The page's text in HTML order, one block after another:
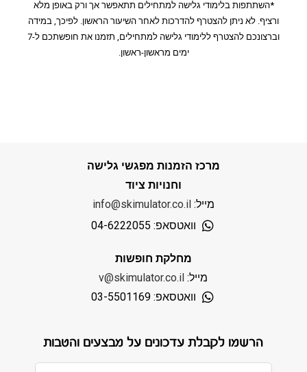
*השתתפות בלימודי גלישה למתחילים תתאפשר אך ורק באופן מלא
ורציף. לא ניתן להצטרף להדרכות לאחר השיעור הראשון. לפיכך, במידה
וברצונכם להצטרף ללימודי גלישה למתחילים, תזמנו את חופשתכם ל-7
ימים מראשון-ראשון.
מרכז הזמנות מפגשי גלישה
וחנויות ציוד
מייל:info@skimulator.co.il
וואטסאפ: 04-6222055
מחלקת חופשות
מייל: v@skimulator.co.il
וואטסאפ: 03-5501169
הרשמו לקבלת עדכונים על מבצעים והטבות